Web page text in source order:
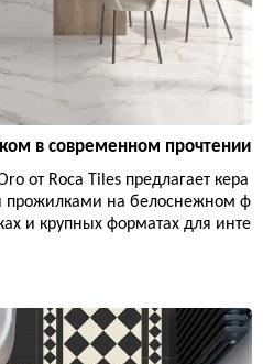
в современном прочтении
от Roca Tiles предлагает кера
прожилками на белоснежном ф
и крупных форматах для инте